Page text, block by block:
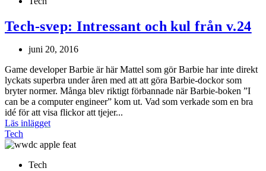
Tech-svep: Intressant och kul från v.24
juni 20, 2016
Game developer Barbie är här Mattel som gör Barbie har inte direkt
lyckats superbra under åren med att att göra Barbie-dockor som
bryter normer. Många blev riktigt förbannade när Barbie-boken ”I
can be a computer engineer” kom ut. Vad som verkade som en bra
idé för att visa flickor att tjejer...
Läs inlägget
Tech
Tech